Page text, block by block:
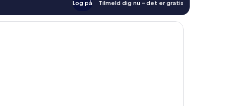
Log på Tilmeld dig nu – det er gratis